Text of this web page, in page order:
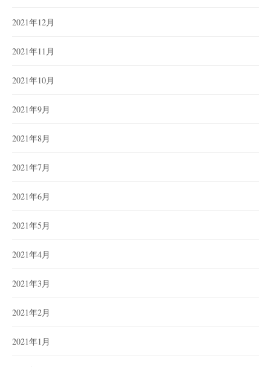
2021年12月
2021年11月
2021年10月
2021年9月
2021年8月
2021年7月
2021年6月
2021年5月
2021年4月
2021年3月
2021年2月
2021年1月